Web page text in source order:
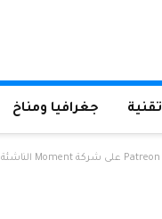
تقنية جغرافيا ومناخ